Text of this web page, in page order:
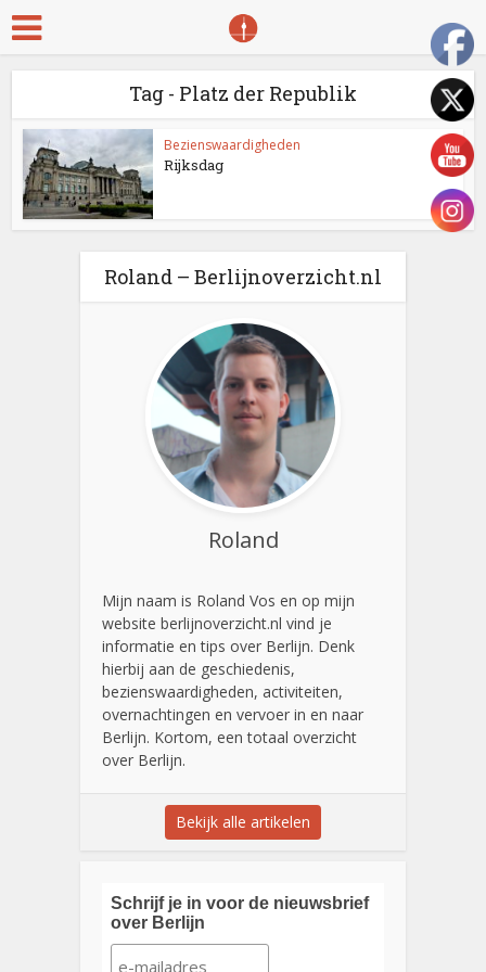
Tag - Platz der Republik
Bezienswaardigheden
Rijksdag
Roland – Berlijnoverzicht.nl
Roland
Mijn naam is Roland Vos en op mijn
website berlijnoverzicht.nl vind je
informatie en tips over Berlijn. Denk
hierbij aan de geschiedenis,
bezienswaardigheden, activiteiten,
overnachtingen en vervoer in en naar
Berlijn. Kortom, een totaal overzicht
over Berlijn.
Bekijk alle artikelen
Schrijf je in voor de nieuwsbrief
over Berlijn